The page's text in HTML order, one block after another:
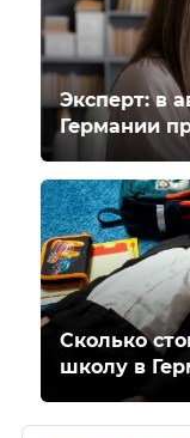
Эксперт: в
Германии
Сколько
школу в